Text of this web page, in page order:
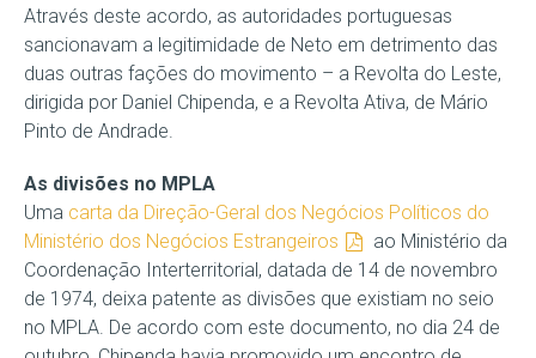
Através deste acordo, as autoridades portuguesas
sancionavam a legitimidade de Neto em detrimento das
duas outras fações do movimento – a Revolta do Leste,
dirigida por Daniel Chipenda, e a Revolta Ativa, de Mário
Pinto de Andrade.
As divisões no MPLA
Uma carta da Direção-Geral dos Negócios Políticos do
Ministério dos Negócios Estrangeiros
ao Ministério da
Coordenação Interterritorial, datada de 14 de novembro
de 1974, deixa patente as divisões que existiam no seio
no MPLA. De acordo com este documento, no dia 24 de